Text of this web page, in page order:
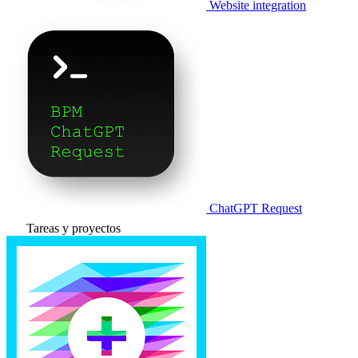
Website integration
ChatGPT Request
Tareas y proyectos